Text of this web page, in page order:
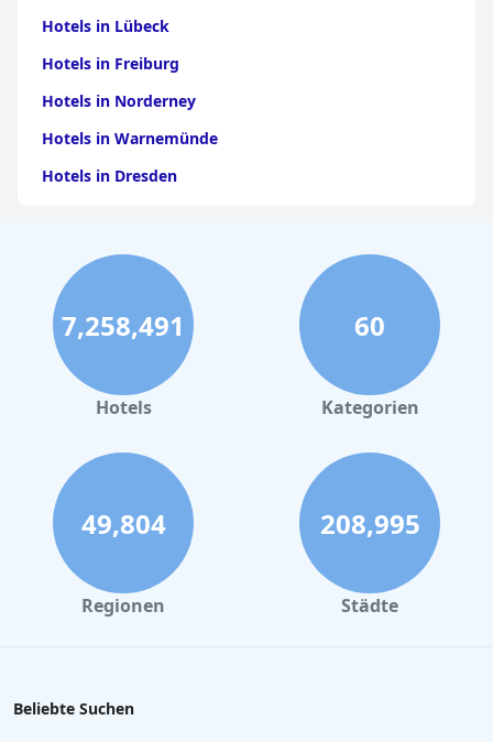
Hotels in Lübeck
Hotels in Freiburg
Hotels in Norderney
Hotels in Warnemünde
Hotels in Dresden
Hotels in Stuttgart
Hotels in Leipzig
Hotels in Bamberg
Hotels in Nürnberg
Hotels in Büsum
Hotels im Allgäu
Hotels in Oberhausen
Hotels in Marsa Alam
Hotels in Darmstadt
Hotels in Sölden
7,258,491
Hotels
60
Kategorien
49,804
Regionen
208,995
Städte
Beliebte Suchen